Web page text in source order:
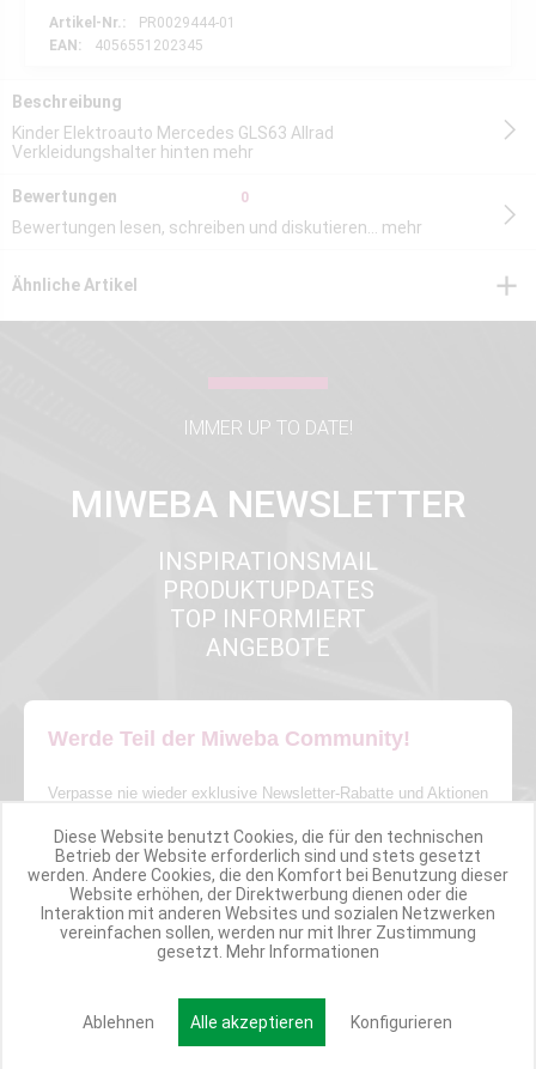
Artikel-Nr.:
PR0029444-01
EAN:
4056551202345
Beschreibung
Kinder Elektroauto Mercedes GLS63 Allrad
Verkleidungshalter hinten mehr
Bewertungen 0
Bewertungen lesen, schreiben und diskutieren... mehr
Ähnliche Artikel
IMMER UP TO DATE!
MIWEBA NEWSLETTER
INSPIRATIONSMAIL
PRODUKTUPDATES
TOP INFORMIERT
ANGEBOTE
Werde Teil der Miweba Community!
Verpasse nie wieder exklusive Newsletter-Rabatte und Aktionen
E-MAIL*
Anmelden
Diese Website benutzt Cookies, die für den technischen
Betrieb der Website erforderlich sind und stets gesetzt
werden. Andere Cookies, die den Komfort bei Benutzung dieser
Website erhöhen, der Direktwerbung dienen oder die
Interaktion mit anderen Websites und sozialen Netzwerken
vereinfachen sollen, werden nur mit Ihrer Zustimmung
gesetzt. Mehr Informationen
Ablehnen Alle akzeptieren Konfigurieren